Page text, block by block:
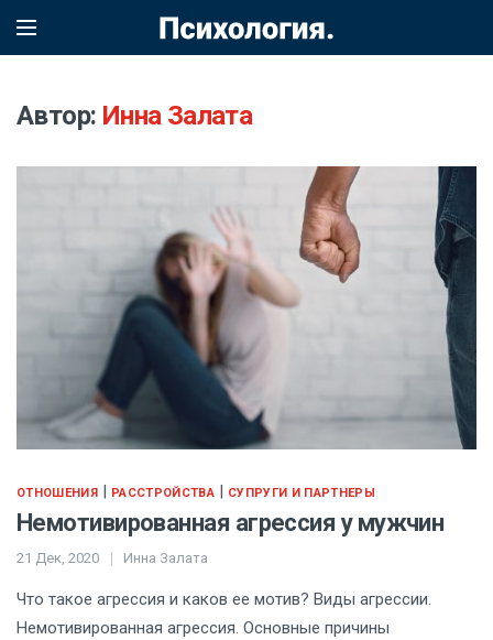
Автор: Инна Залата
ОТНОШЕНИЯ РАССТРОЙСТВА СУПРУГИ И ПАРТНЕРЫ
Немотивированная агрессия у мужчин
21 Дек, 2020 Инна Залата
Что такое агрессия и каков ее мотив? Виды агрессии.
Немотивированная агрессия. Основные причины